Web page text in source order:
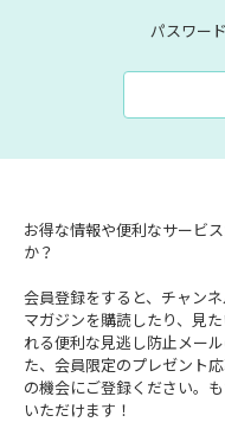
パスワー
お得な情報や便利なサービ
か？
会員登録をすると、チャン
マガジンを購読したり、見
れる便利な見逃し防止メー
た、会員限定のプレゼント
の機会にご登録ください。
いただけます！